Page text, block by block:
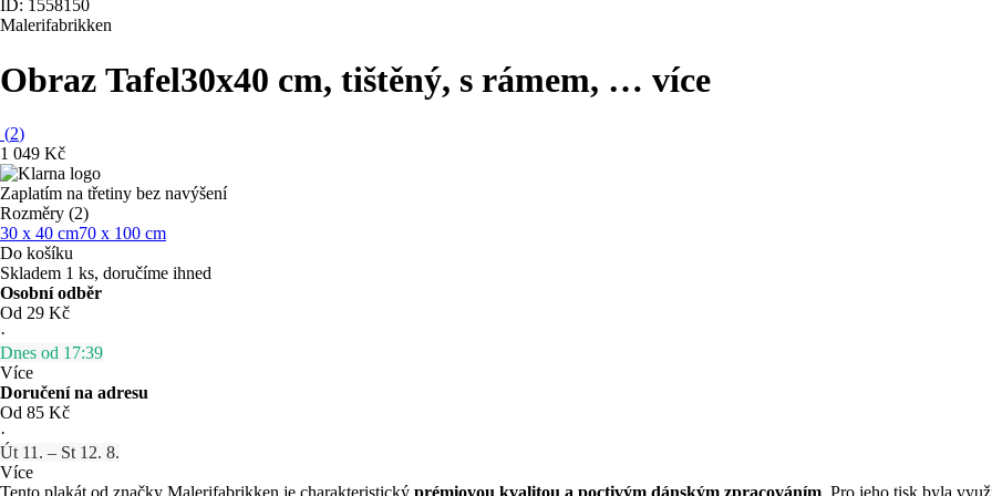
ID: 1558150
Malerifabrikken
Obraz Tafel30x40 cm, tištěný, s rámem, … více
(2)
1 049 Kč
Zaplatím na třetiny bez navýšení
Rozměry (2)
30 x 40 cm70 x 100 cm
Do košíku
Skladem 1 ks, doručíme ihned
Osobní odběr
Od 29 Kč
·
Dnes od 17:39
Více
Doručení na adresu
Od 85 Kč
·
Út 11. – St 12. 8.
Více